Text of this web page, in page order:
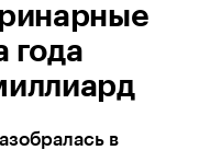
года
в